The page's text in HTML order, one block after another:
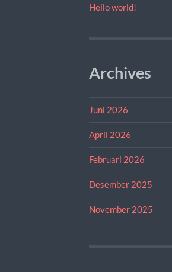
Hello world!
Archives
Juni 2026
April 2026
Februari 2026
Desember 2025
November 2025